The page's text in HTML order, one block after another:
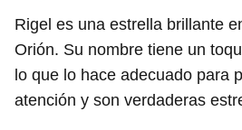
Rigel es una estrella brillante
Orión. Su nombre tiene un
lo que lo hace adecuado para
atención y son verdaderas